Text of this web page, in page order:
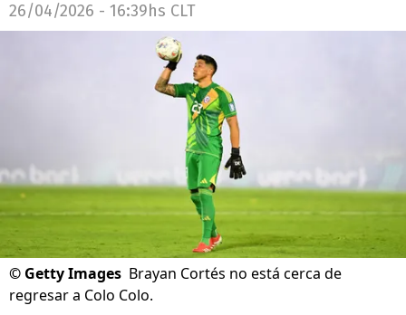
26/04/2026 - 16:39hs CLT
© Getty Images Brayan Cortés no está cerca de
regresar a Colo Colo.